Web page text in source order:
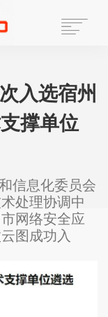
入选宿州
撑单位
信息化委员会
处理协调中
网络安全应
图成功入